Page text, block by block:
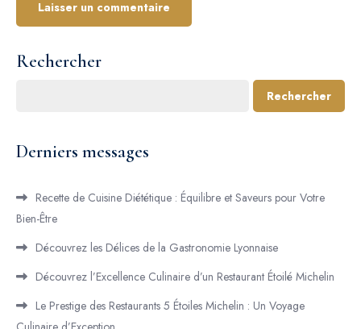
Rechercher
Rechercher
Derniers messages
Recette de Cuisine Diététique : Équilibre et Saveurs pour Votre
Bien-Être
Découvrez les Délices de la Gastronomie Lyonnaise
Découvrez l’Excellence Culinaire d’un Restaurant Étoilé Michelin
Le Prestige des Restaurants 5 Étoiles Michelin : Un Voyage